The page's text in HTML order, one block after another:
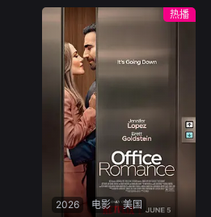
民国的上海滩，身怀绝技的孤
女画师许雁真，意外与身陷危
局的融汇银行总账姜心羽产生
交集。姜心羽遭人陷害，只得
与许雁真结盟，彼时银行欲将
国宝名画低价卖给外国人，许
雁真凭借自身精湛画技仿造名
画、偷天换日。几经波折，两
人联手在各方势力的夹缝间巧
妙周旋，共历险阻，破解重重
困境。
2026 电影 美国
热播